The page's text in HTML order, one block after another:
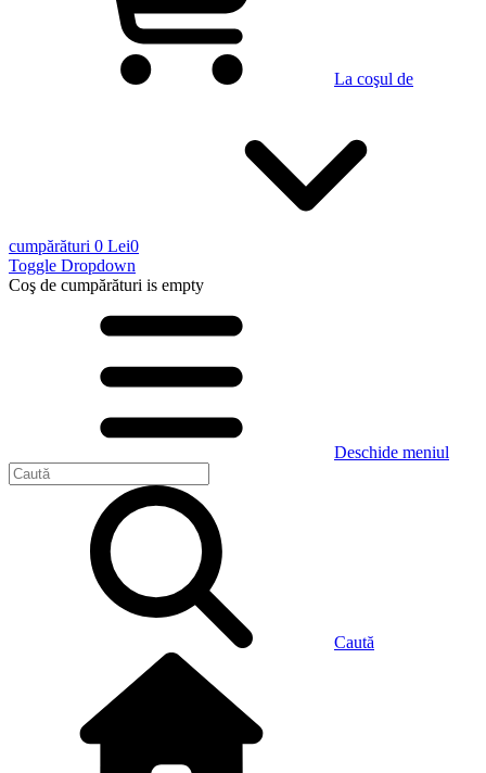
La coşul de
cumpărături 0 Lei0
Toggle Dropdown
Coş de cumpărături is empty
Deschide meniul
Caută